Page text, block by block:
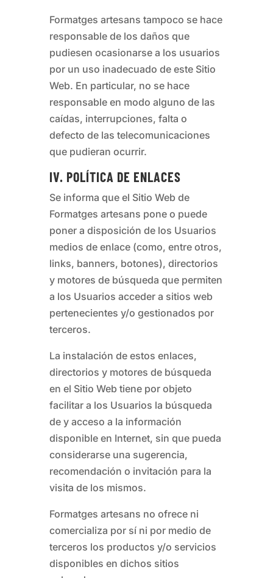
Formatges artesans tampoco se hace
responsable de los daños que
pudiesen ocasionarse a los usuarios
por un uso inadecuado de este Sitio
Web. En particular, no se hace
responsable en modo alguno de las
caídas, interrupciones, falta o
defecto de las telecomunicaciones
que pudieran ocurrir.
IV. POLÍTICA DE ENLACES
Se informa que el Sitio Web de
Formatges artesans pone o puede
poner a disposición de los Usuarios
medios de enlace (como, entre otros,
links, banners, botones), directorios
y motores de búsqueda que permiten
a los Usuarios acceder a sitios web
pertenecientes y/o gestionados por
terceros.
La instalación de estos enlaces,
directorios y motores de búsqueda
en el Sitio Web tiene por objeto
facilitar a los Usuarios la búsqueda
de y acceso a la información
disponible en Internet, sin que pueda
considerarse una sugerencia,
recomendación o invitación para la
visita de los mismos.
Formatges artesans no ofrece ni
comercializa por sí ni por medio de
terceros los productos y/o servicios
disponibles en dichos sitios